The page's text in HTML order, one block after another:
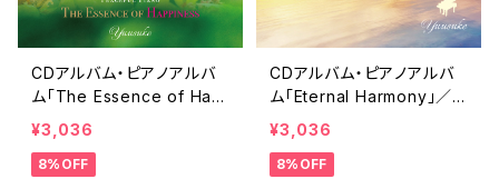
CDアルバム・ピアノアルバ
ム「The Essence of Hap
piness」／Yuusuke
¥3,036
8%OFF
CDアルバム・ピアノアルバ
ム「Eternal Harmony」／Y
uusuke
¥3,036
8%OFF